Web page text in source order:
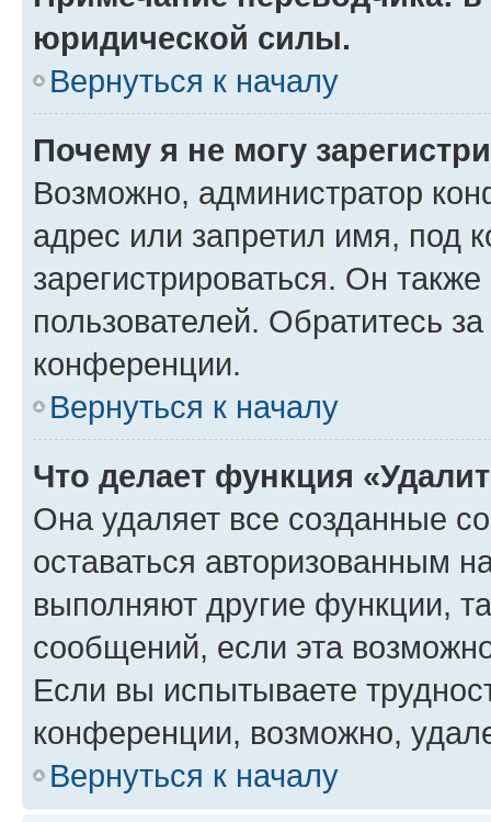
юридической силы.
Вернуться к началу
Почему я не могу
Возможно, администратор
адрес или запретил имя, под
зарегистрироваться. Он
пользователей. Обратитесь
конференции.
Вернуться к началу
Что делает функция
Она удаляет все созданные
оставаться авторизованным
выполняют другие функции,
сообщений, если эта
Если вы испытываете
конференции, возможно,
Вернуться к началу